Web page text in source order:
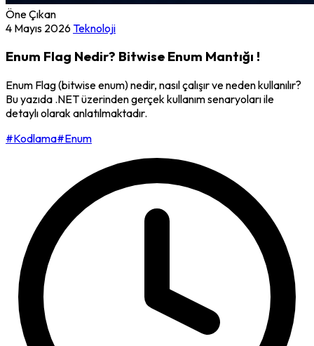
Öne Çıkan
4 Mayıs 2026Teknoloji
Enum Flag Nedir? Bitwise Enum Mantığı !
Enum Flag (bitwise enum) nedir, nasıl çalışır ve neden kullanılır?
Bu yazıda .NET üzerinden gerçek kullanım senaryoları ile
detaylı olarak anlatılmaktadır.
#Kodlama#Enum